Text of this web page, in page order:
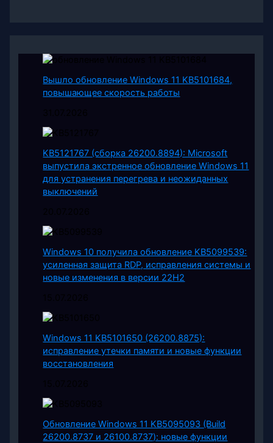
Вышло обновление Windows 11 KB5101684,
повышающее скорость работы
KB5121767 (сборка 26200.8894): Microsoft
выпустила экстренное обновление Windows 11
для устранения перегрева и неожиданных
выключений
Windows 10 получила обновление KB5099539:
усиленная защита RDP, исправления системы и
новые изменения в версии 22H2
Windows 11 KB5101650 (26200.8875):
исправление утечки памяти и новые функции
восстановления
Обновление Windows 11 KB5095093 (Build
26200.8737 и 26100.8737): новые функции